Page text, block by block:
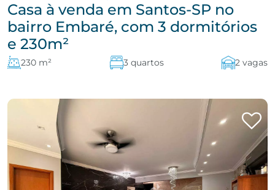
Casa à venda em Santos-SP no
bairro Embaré, com 3 dormitórios
e 230m²
230 m² 3 quartos 2 vagas